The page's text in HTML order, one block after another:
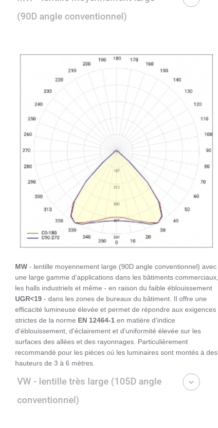
(90D angle conventionnel)
MW - lentille moyennement large (90D angle conventionnel) avec
une large gamme d'applications dans les bâtiments commerciaux,
les halls industriels et même - en raison du faible éblouissement
UGR<19 - dans les zones de bureaux du bâtiment. Il offre une
efficacité lumineuse élevée et permet de répondre aux exigences
strictes de la norme EN 12464-1 en matière d'indice
d'éblouissement, d'éclairement et d'uniformité élevée sur les
surfaces des allées et des rayonnages. Particulièrement
recommandé pour les pièces où les luminaires sont montés à des
hauteurs de 3 à 6 mètres.
VW - lentille très large (105D angle
conventionnel)